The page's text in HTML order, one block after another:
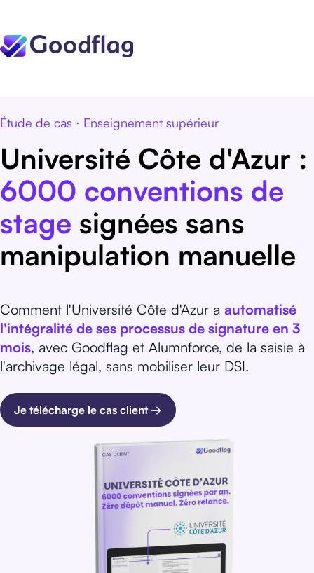
Étude de cas ⋅ Enseignement supérieur
Université Côte d'Azur :
6000 conventions de
stage signées sans
manipulation manuelle
Comment l'Université Côte d'Azur a automatisé
l'intégralité de ses processus de signature en 3
mois, avec Goodflag et Alumnforce, de la saisie à
l'archivage légal, sans mobiliser leur DSI.
Je télécharge le cas client →